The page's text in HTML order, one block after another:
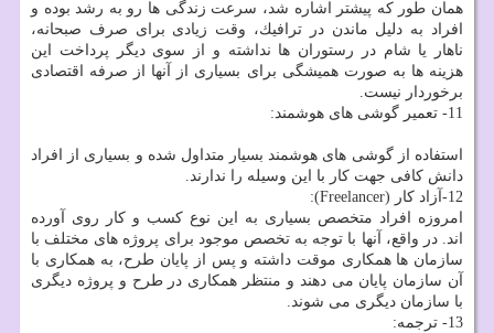
همان طور كه پیشتر اشاره شد، سرعت زندگی ها رو به رشد بوده و
افراد به دلیل ماندن در ترافیك، وقت زیادی برای صرف صبحانه،
ناهار یا شام در رستوران ها نداشته و از سوی دیگر پرداخت این
هزینه ها به صورت همیشگی برای بسیاری از آنها از صرفه اقتصادی
برخوردار نیست.
11- تعمیر گوشی های هوشمند:
استفاده از گوشی های هوشمند بسیار متداول شده و بسیاری از افراد
دانش كافی جهت كار با این وسیله را ندارند.
12-آزاد كار (Freelancer):
امروزه افراد متخصص بسیاری به این نوع كسب و كار روی آورده
اند. در واقع، آنها با توجه به تخصص موجود برای پروژه های مختلف با
سازمان ها همكاری موقت داشته و پس از پایان طرح، به همكاری با
آن سازمان پایان می دهند و منتظر همكاری در طرح و پروژه دیگری
با سازمان دیگری می شوند.
13- ترجمه: